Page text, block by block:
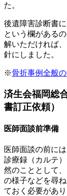
た。
後遺障害診断書
という欄がある
解いただければ
針にしました。
※骨折事例全般
済生会福岡総
書訂正依頼）
医師面談前準備
医師面談の前に
診療録（カルテ
然のこととして
の様子などを尋
ておく必要があり